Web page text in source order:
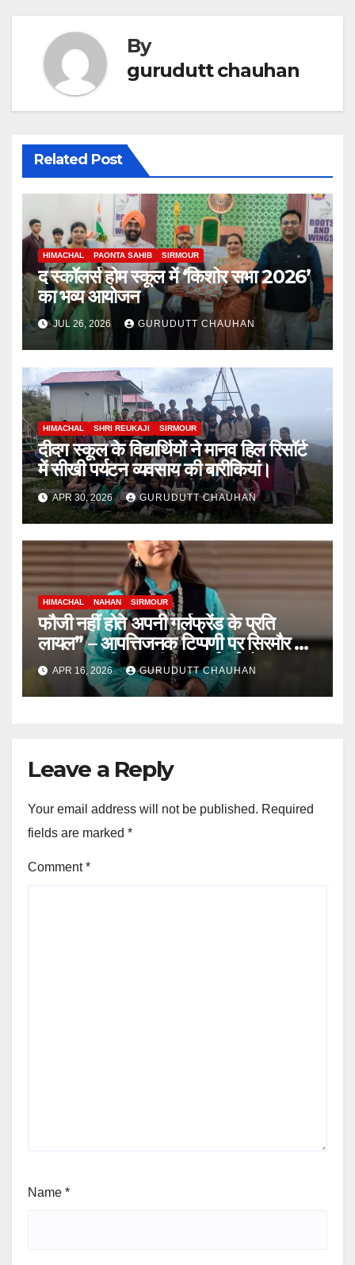
By
gurudutt chauhan
Related Post
HIMACHAL PAONTA SAHIB SIRMOUR
द स्कॉलर्स होम स्कूल में ‘किशोर सभा 2026’
का भव्य आयोजन
JUL 26, 2026 GURUDUTT CHAUHAN
HIMACHAL SHRI REUKAJI SIRMOUR
दीदग स्कूल के विद्यार्थियों ने मानव हिल रिसॉर्ट
में सीखी पर्यटन व्यवसाय की बारीकियां।
APR 30, 2026 GURUDUTT CHAUHAN
HIMACHAL NAHAN SIRMOUR
फौजी नहीं होते अपनी गर्लफ्रेंड के प्रति
लायल” – आपत्तिजनक टिप्पणी पर सिरमौर की
इन्फ्लूएंसर इशिता पुंडीर पर दर्ज हुई दो FIR
APR 16, 2026 GURUDUTT CHAUHAN
Leave a Reply
Your email address will not be published. Required
fields are marked *
Comment*
Name *